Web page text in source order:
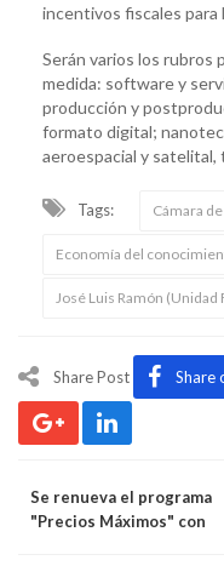
incentivos fiscales para
Serán varios los rubros
medida: software y
producción y
formato digital;
aeroespacial y
Tags: Cámara
Economía del
José Luis Ramón
Share Post Share
Se renueva el programa
"Precios Máximos" con